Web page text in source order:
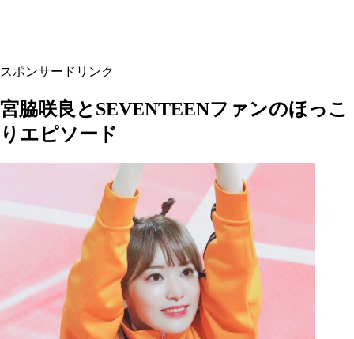
スポンサードリンク
宮脇咲良とSEVENTEENファンのほっこ
りエピソード